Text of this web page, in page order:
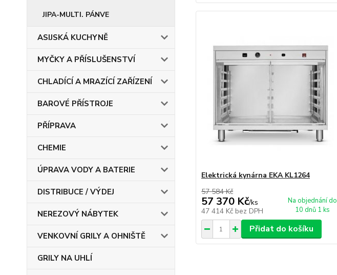
JIPA-MULTI. PÁNVE
ASIJSKÁ KUCHYNĚ
MYČKY A PŘÍSLUŠENSTVÍ
CHLADÍCÍ A MRAZÍCÍ ZAŘÍZENÍ
BAROVÉ PŘÍSTROJE
PŘÍPRAVA
CHEMIE
ÚPRAVA VODY A BATERIE
DISTRIBUCE / VÝDEJ
NEREZOVÝ NÁBYTEK
VENKOVNÍ GRILY A OHNIŠTĚ
GRILY NA UHLÍ
Elektrická kynárna EKA KL1264
57 584 Kč
57 370 Kč/ks
47 414 Kč bez DPH
Na objednání do
10 dnů 1 ks
Přidat do košíku